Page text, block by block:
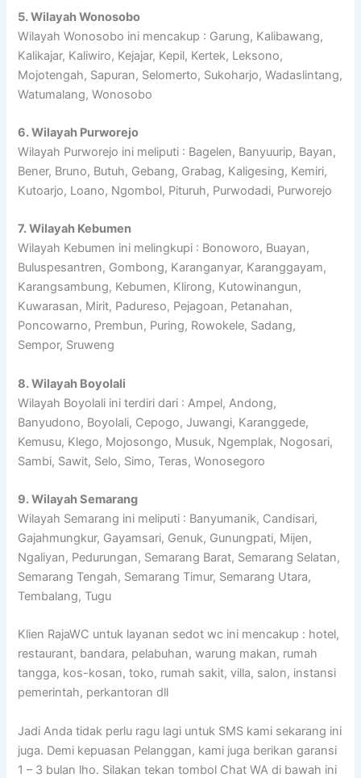
5. Wilayah Wonosobo
Wilayah Wonosobo ini mencakup : Garung, Kalibawang,
Kalikajar, Kaliwiro, Kejajar, Kepil, Kertek, Leksono,
Mojotengah, Sapuran, Selomerto, Sukoharjo, Wadaslintang,
Watumalang, Wonosobo
6. Wilayah Purworejo
Wilayah Purworejo ini meliputi : Bagelen, Banyuurip, Bayan,
Bener, Bruno, Butuh, Gebang, Grabag, Kaligesing, Kemiri,
Kutoarjo, Loano, Ngombol, Pituruh, Purwodadi, Purworejo
7. Wilayah Kebumen
Wilayah Kebumen ini melingkupi : Bonoworo, Buayan,
Buluspesantren, Gombong, Karanganyar, Karanggayam,
Karangsambung, Kebumen, Klirong, Kutowinangun,
Kuwarasan, Mirit, Padureso, Pejagoan, Petanahan,
Poncowarno, Prembun, Puring, Rowokele, Sadang,
Sempor, Sruweng
8. Wilayah Boyolali
Wilayah Boyolali ini terdiri dari : Ampel, Andong,
Banyudono, Boyolali, Cepogo, Juwangi, Karanggede,
Kemusu, Klego, Mojosongo, Musuk, Ngemplak, Nogosari,
Sambi, Sawit, Selo, Simo, Teras, Wonosegoro
9. Wilayah Semarang
Wilayah Semarang ini meliputi : Banyumanik, Candisari,
Gajahmungkur, Gayamsari, Genuk, Gunungpati, Mijen,
Ngaliyan, Pedurungan, Semarang Barat, Semarang Selatan,
Semarang Tengah, Semarang Timur, Semarang Utara,
Tembalang, Tugu
Klien RajaWC untuk layanan sedot wc ini mencakup : hotel,
restaurant, bandara, pelabuhan, warung makan, rumah
tangga, kos-kosan, toko, rumah sakit, villa, salon, instansi
pemerintah, perkantoran dll
Jadi Anda tidak perlu ragu lagi untuk SMS kami sekarang ini
juga. Demi kepuasan Pelanggan, kami juga berikan garansi
1 – 3 bulan lho. Silakan tekan tombol Chat WA di bawah ini